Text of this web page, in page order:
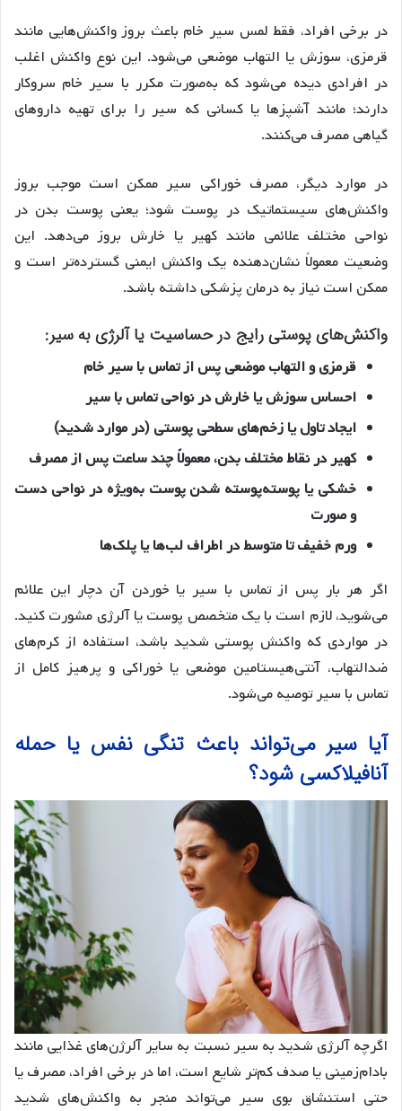
در برخی افراد، فقط لمس سیر خام باعث بروز واکنش‌هایی مانند
قرمزی، سوزش یا التهاب موضعی می‌شود. این نوع واکنش اغلب
در افرادی دیده می‌شود که به‌صورت مکرر با سیر خام سروکار
دارند؛ مانند آشپزها یا کسانی که سیر را برای تهیه داروهای
گیاهی مصرف می‌کنند.
در موارد دیگر، مصرف خوراکی سیر ممکن است موجب بروز
واکنش‌های سیستماتیک در پوست شود؛ یعنی پوست بدن در
نواحی مختلف علائمی مانند کهیر یا خارش بروز می‌دهد. این
وضعیت معمولاً نشان‌دهنده یک واکنش ایمنی گسترده‌تر است و
ممکن است نیاز به درمان پزشکی داشته باشد.
واکنش‌های پوستی رایج در حساسیت یا آلرژی به سیر:
قرمزی و التهاب موضعی پس از تماس با سیر خام
احساس سوزش یا خارش در نواحی تماس با سیر
ایجاد تاول یا زخم‌های سطحی پوستی (در موارد شدید)
کهیر در نقاط مختلف بدن، معمولاً چند ساعت پس از مصرف
خشکی یا پوسته‌پوسته شدن پوست به‌ویژه در نواحی دست
و صورت
ورم خفیف تا متوسط در اطراف لب‌ها یا پلک‌ها
اگر هر بار پس از تماس با سیر یا خوردن آن دچار این علائم
می‌شوید، لازم است با یک متخصص پوست یا آلرژی مشورت کنید.
در مواردی که واکنش پوستی شدید باشد، استفاده از کرم‌های
ضدالتهاب، آنتی‌هیستامین موضعی یا خوراکی و پرهیز کامل از
تماس با سیر توصیه می‌شود.
آیا سیر می‌تواند باعث تنگی نفس یا حمله
آنافیلاکسی شود؟
اگرچه آلرژی شدید به سیر نسبت به سایر آلرژن‌های غذایی مانند
بادام‌زمینی یا صدف کم‌تر شایع است، اما در برخی افراد، مصرف یا
حتی استنشاق بوی سیر می‌تواند منجر به واکنش‌های شدید